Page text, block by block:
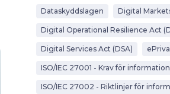
Dataskyddslagen Digital
Digital Operational Resilience Act
Digital Services Act (DSA)
ISO/IEC 27001 - Krav för
ISO/IEC 27002 - Riktlinjer för